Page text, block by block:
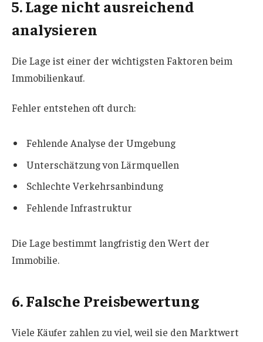
5. Lage nicht ausreichend
analysieren
Die Lage ist einer der wichtigsten Faktoren beim
Immobilienkauf.
Fehler entstehen oft durch:
Fehlende Analyse der Umgebung
Unterschätzung von Lärmquellen
Schlechte Verkehrsanbindung
Fehlende Infrastruktur
Die Lage bestimmt langfristig den Wert der
Immobilie.
6. Falsche Preisbewertung
Viele Käufer zahlen zu viel, weil sie den Marktwert